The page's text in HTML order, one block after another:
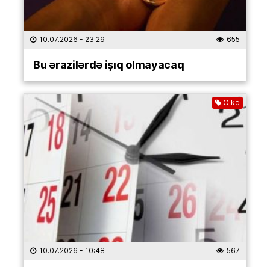
10.07.2026 - 23:29 655
Bu ərazilərdə işıq olmayacaq
Ölkə
10.07.2026 - 10:48 567